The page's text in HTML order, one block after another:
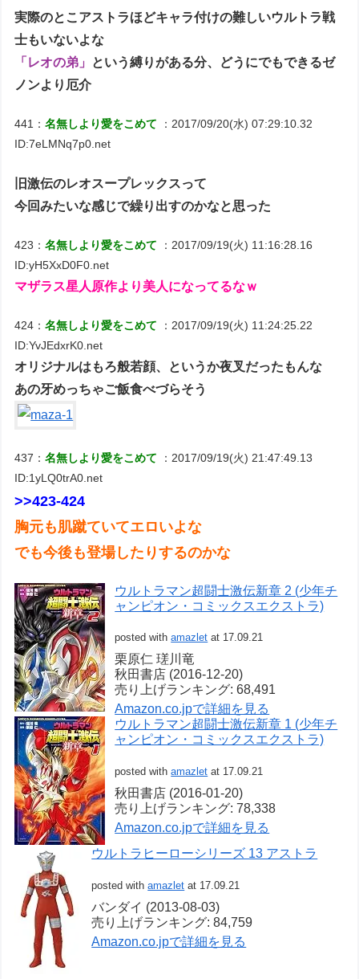
実際のとこアストラほどキャラ付けの難しいウルトラ戦
士もいないよな
「レオの弟」
という縛りがある分、どうにでもできるゼ
ノンより厄介
441：名無しより愛をこめて
：2017/09/20(水) 07:29:10.32
ID:7eLMNq7p0.net
旧激伝のレオスープレックスって
今回みたいな感じで繰り出すのかなと思った
423：名無しより愛をこめて
：2017/09/19(火) 11:16:28.16
ID:yH5XxD0F0.net
マザラス星人原作より美人になってるなｗ
424：名無しより愛をこめて
：2017/09/19(火) 11:24:25.22
ID:YvJEdxrK0.net
オリジナルはもろ般若顔、というか夜叉だったもんな
あの牙めっちゃご飯食べづらそう
437：名無しより愛をこめて
：2017/09/19(火) 21:47:49.13
ID:1yLQ0trA0.net
>>423-424
胸元も肌蹴ていてエロいよな
でも今後も登場したりするのかな
ウルトラマン超闘士激伝新章 2 (少年チ
ャンピオン・コミックスエクストラ)
posted withamazlet at 17.09.21
栗原仁 瑳川竜
秋田書店 (2016-12-20)
売り上げランキング: 68,491
Amazon.co.jpで詳細を見る
ウルトラマン超闘士激伝新章 1 (少年チ
ャンピオン・コミックスエクストラ)
posted withamazlet at 17.09.21
秋田書店 (2016-01-20)
売り上げランキング: 78,338
Amazon.co.jpで詳細を見る
ウルトラヒーローシリーズ 13 アストラ
posted withamazlet at 17.09.21
バンダイ (2013-08-03)
売り上げランキング: 84,759
Amazon.co.jpで詳細を見る